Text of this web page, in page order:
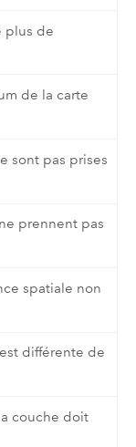
plus de
de la carte
sont pas prises
prennent pas
spatiale non
différente de
couche doit